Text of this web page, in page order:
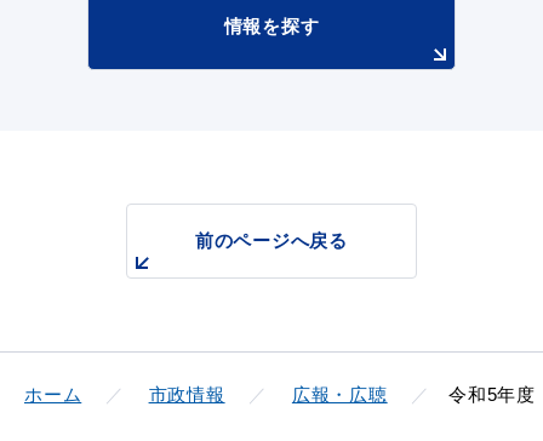
情報を探す
前のページへ戻る
ホーム 市政情報 広報・広聴 令和5年